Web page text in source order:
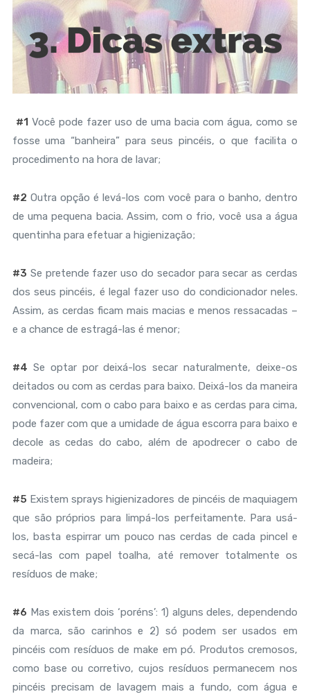
#1 Você pode fazer uso de uma bacia com água, como se
fosse uma “banheira” para seus pincéis, o que facilita o
procedimento na hora de lavar;
#2 Outra opção é levá-los com você para o banho, dentro
de uma pequena bacia. Assim, com o frio, você usa a água
quentinha para efetuar a higienização;
#3 Se pretende fazer uso do secador para secar as cerdas
dos seus pincéis, é legal fazer uso do condicionador neles.
Assim, as cerdas ficam mais macias e menos ressacadas –
e a chance de estragá-las é menor;
#4 Se optar por deixá-los secar naturalmente, deixe-os
deitados ou com as cerdas para baixo. Deixá-los da maneira
convencional, com o cabo para baixo e as cerdas para cima,
pode fazer com que a umidade de água escorra para baixo e
decole as cedas do cabo, além de apodrecer o cabo de
madeira;
#5 Existem sprays higienizadores de pincéis de maquiagem
que são próprios para limpá-los perfeitamente. Para usá-
los, basta espirrar um pouco nas cerdas de cada pincel e
secá-las com papel toalha, até remover totalmente os
resíduos de make;
#6 Mas existem dois ‘poréns’: 1) alguns deles, dependendo
da marca, são carinhos e 2) só podem ser usados em
pincéis com resíduos de make em pó. Produtos cremosos,
como base ou corretivo, cujos resíduos permanecem nos
pincéis precisam de lavagem mais a fundo, com água e